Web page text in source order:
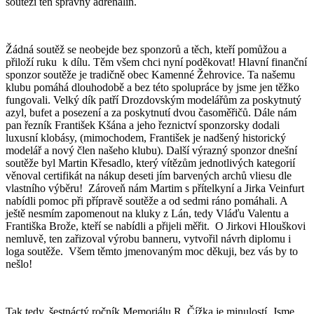
Žádná soutěž se neobejde bez sponzorů a těch, kteří pomůžou a
přiloží ruku k dílu. Těm všem chci nyní poděkovat! Hlavní finanční
sponzor soutěže je tradičně obec Kamenné Žehrovice. Ta našemu
klubu pomáhá dlouhodobě a bez této spolupráce by jsme jen těžko
fungovali. Velký dík patří Drozdovským modelářům za poskytnutý
azyl, bufet a posezení a za poskytnutí dvou časoměřičů. Dále nám
pan řezník František Kšána a jeho řeznictví sponzorsky dodali
luxusní klobásy, (mimochodem, František je nadšený historický
modelář a nový člen našeho klubu). Další výrazný sponzor dnešní
soutěže byl Martin Křesadlo, který vítězům jednotlivých kategorií
věnoval certifikát na nákup deseti jím barvených archů vliesu dle
vlastního výběru! Zároveň nám Martim s přítelkyní a Jirka Veinfurt
nabídli pomoc při přípravě soutěže a od sedmi ráno pomáhali. A
ještě nesmím zapomenout na kluky z Lán, tedy Vláďu Valentu a
Františka Brože, kteří se nabídli a přijeli měřit. O Jirkovi Hlouškovi
nemluvě, ten zařizoval výrobu banneru, vytvořil návrh diplomu i
loga soutěže. Všem těmto jmenovaným moc děkuji, bez vás by to
nešlo!
Tak tedy, šestnáctý ročník Memoriálu R. Čížka je minulostí. Jsme,